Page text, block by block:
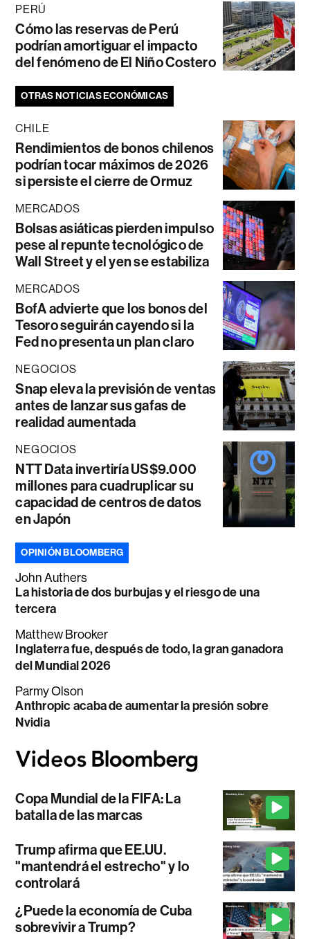
PERÚ
Cómo las reservas de Perú
podrían amortiguar el impacto
del fenómeno de El Niño Costero
OTRAS NOTICIAS ECONÓMICAS
CHILE
Rendimientos de bonos chilenos
podrían tocar máximos de 2026
si persiste el cierre de Ormuz
MERCADOS
Bolsas asiáticas pierden impulso
pese al repunte tecnológico de
Wall Street y el yen se estabiliza
MERCADOS
BofA advierte que los bonos del
Tesoro seguirán cayendo si la
Fed no presenta un plan claro
NEGOCIOS
Snap eleva la previsión de ventas
antes de lanzar sus gafas de
realidad aumentada
NEGOCIOS
NTT Data invertiría US$9.000
millones para cuadruplicar su
capacidad de centros de datos
en Japón
OPINIÓN BLOOMBERG
John Authers
La historia de dos burbujas y el riesgo de una
tercera
Matthew Brooker
Inglaterra fue, después de todo, la gran ganadora
del Mundial 2026
Parmy Olson
Anthropic acaba de aumentar la presión sobre
Nvidia
Copa Mundial de la FIFA: La
batalla de las marcas
Trump afirma que EE.UU.
"mantendrá el estrecho" y lo
controlará
¿Puede la economía de Cuba
sobrevivir a Trump?